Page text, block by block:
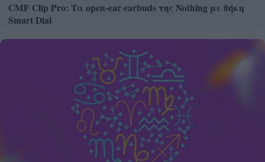
CMF Clip Pro: Τα open-ear earbuds της Nothing με θήκη
Smart Dial